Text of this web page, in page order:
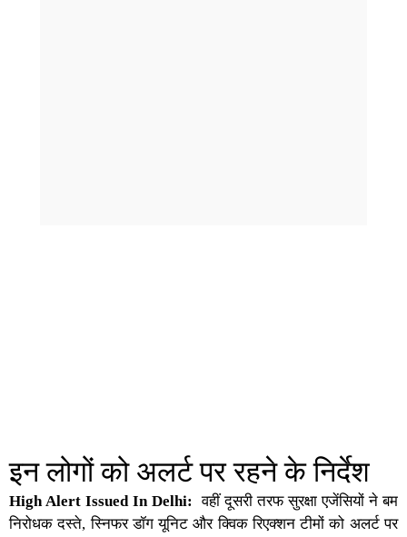
इन लोगों को अलर्ट पर रहने के निर्देश
High Alert Issued In Delhi: वहीं दूसरी तरफ सुरक्षा एजेंसियों ने बम
निरोधक दस्ते, स्निफर डॉग यूनिट और क्विक रिएक्शन टीमों को अलर्ट पर